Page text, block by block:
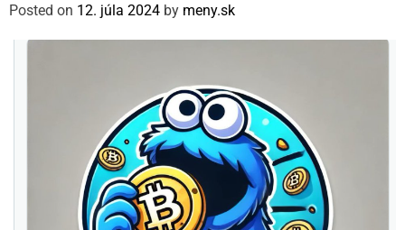
rPosted on 12. júla 2024 by meny.sk